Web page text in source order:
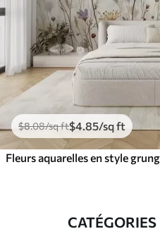
$8.08/sq ft$4 .85/sq ft
Fleurs aquarelles en style